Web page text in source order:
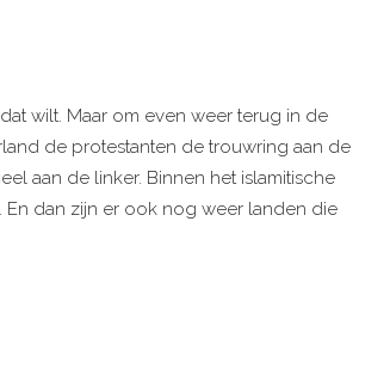
wilt. Maar om even weer terug in de
de protestanten de trouwring aan de
aan de linker. Binnen het islamitische
dan zijn er ook nog weer landen die